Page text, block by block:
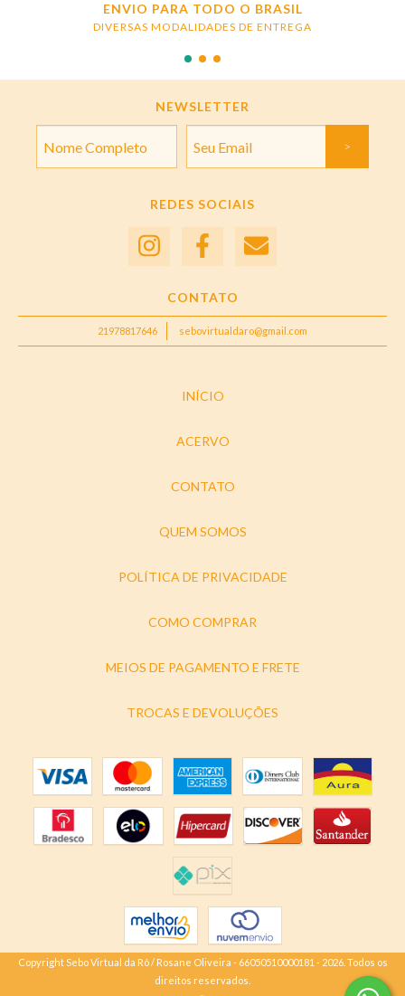
ENVIO PARA TODO O BRASIL
DIVERSAS MODALIDADES DE ENTREGA
NEWSLETTER
REDES SOCIAIS
CONTATO
21978817646 sebovirtualdaro@gmail.com
INÍCIO
ACERVO
CONTATO
QUEM SOMOS
POLÍTICA DE PRIVACIDADE
COMO COMPRAR
MEIOS DE PAGAMENTO E FRETE
TROCAS E DEVOLUÇÕES
Copyright Sebo Virtual da Rô / Rosane Oliveira - 66050510000181 - 2026. Todos os
direitos reservados.